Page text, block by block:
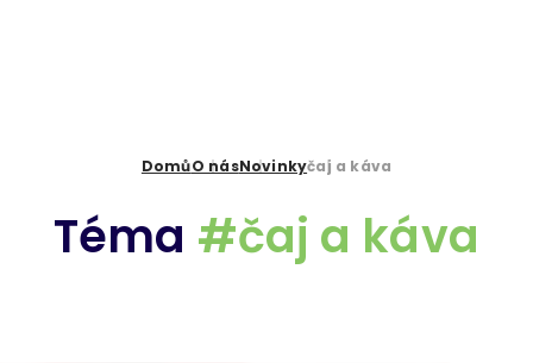
DomůO násNovinkyčaj a káva
Téma #čaj a káva